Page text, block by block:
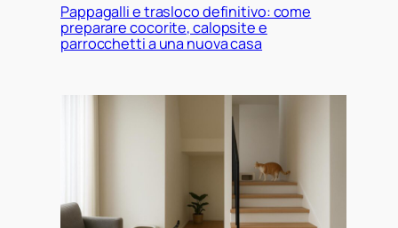
Pappagalli e trasloco definitivo: come
preparare cocorite, calopsite e
parrocchetti a una nuova casa